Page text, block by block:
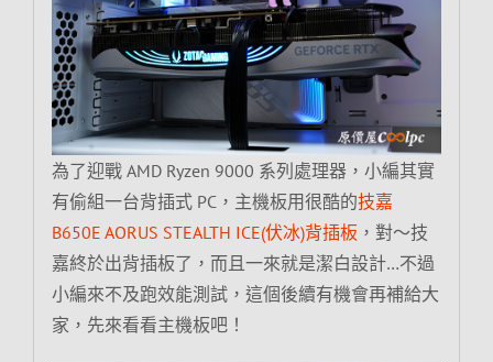
為了迎戰 AMD Ryzen 9000 系列處理器，小編其實
有偷組一台背插式 PC，主機板用很酷的技嘉
B650E AORUS STEALTH ICE(伏冰)背插板，對～技
嘉終於出背插板了，而且一來就是潔白設計…不過
小編來不及跑效能測試，這個後續有機會再補給大
家，先來看看主機板吧！